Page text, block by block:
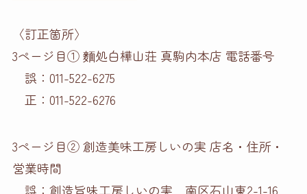
〈訂正箇所〉
3ページ目① 麵処白樺山荘 真駒内本店 電話番号
誤：011-522-6275
正：011-522-6276
3ページ目② 創造美味工房しいの実 店名・住所・
営業時間
誤：創造旨味工房しいの実 南区石山東2-1-16